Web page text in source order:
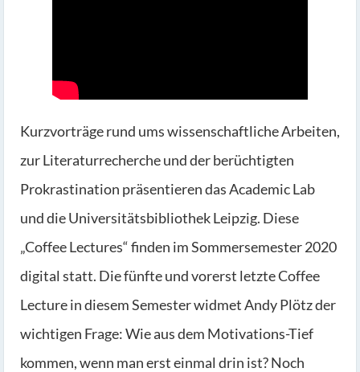
Kurzvorträge rund ums wissenschaftliche Arbeiten,
zur Literaturrecherche und der berüchtigten
Prokrastination präsentieren das Academic Lab
und die Universitätsbibliothek Leipzig. Diese
„Coffee Lectures“ finden im Sommersemester 2020
digital statt. Die fünfte und vorerst letzte Coffee
Lecture in diesem Semester widmet Andy Plötz der
wichtigen Frage: Wie aus dem Motivations-Tief
kommen, wenn man erst einmal drin ist? Noch